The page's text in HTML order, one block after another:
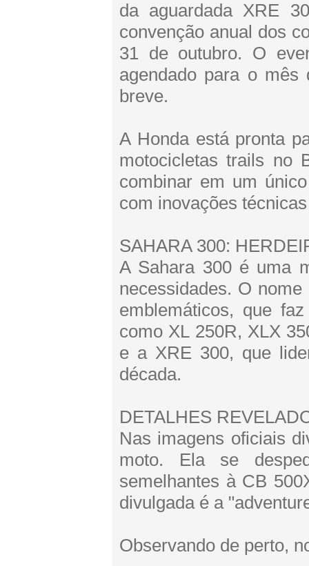
da aguardada XRE
convenção anual dos
31 de outubro. O
agendado para o
breve.
A Honda está pronta
motocicletas trails no
combinar em um
com inovações
SAHARA 300:
A Sahara 300 é uma
necessidades. O
emblemáticos, que
como XL 250R, XLX
e a XRE 300, que
década.
DETALHES
Nas imagens oficiais
moto. Ela se
semelhantes à CB
divulgada é a
Observando de perto,